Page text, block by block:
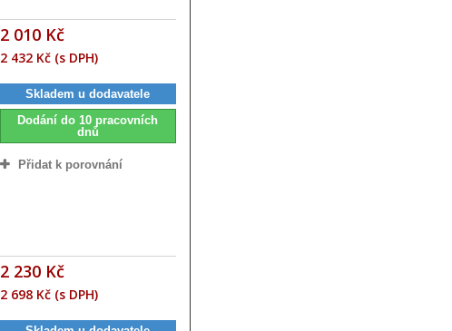
2 010 Kč
2 432 Kč (s DPH)
Skladem u dodavatele
Dodání do 10 pracovních
dnů
Přidat k porovnání
2 230 Kč
2 698 Kč (s DPH)